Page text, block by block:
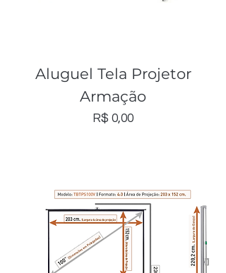
Aluguel Tela Projetor
Armação
Preço
R$ 0,00